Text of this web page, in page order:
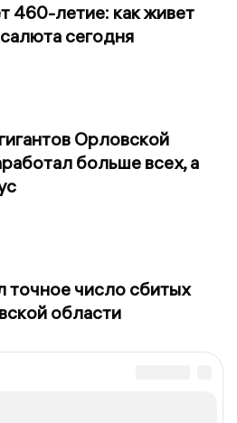
460-летие: как живет
сегодня
Орловской
больше всех, а
точное число сбитых
области